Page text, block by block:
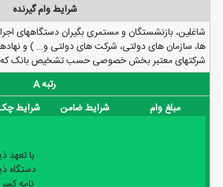
شرایط وام گیرنده
شاغلين، بازنشستگان و مستمری بگيران دستگاههای
ها، سازمان های دولتی، شرکت های دولتی و... ) و
شرکتهای معتبر بخش خصوصی حسب تشخيص بانک که
رتبه A
مبلغ وام
شرایط ضامن شرایط چک
با تعهد
دستگاه
نامه کسر